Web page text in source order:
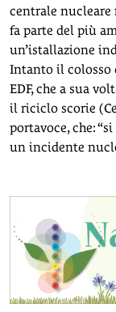
centrale nucleare
fa parte del più
un’istallazione
Intanto il colosso
EDF, che a sua
il riciclo scorie
portavoce, che:
un incidente